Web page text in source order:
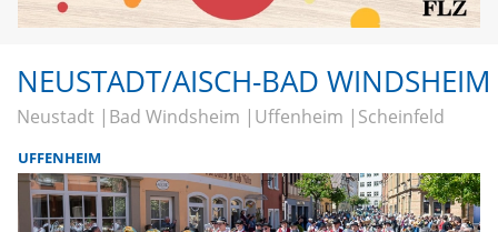
NEUSTADT/AISCH-BAD WINDSHEIM
Neustadt Bad Windsheim Uffenheim Scheinfeld
UFFENHEIM